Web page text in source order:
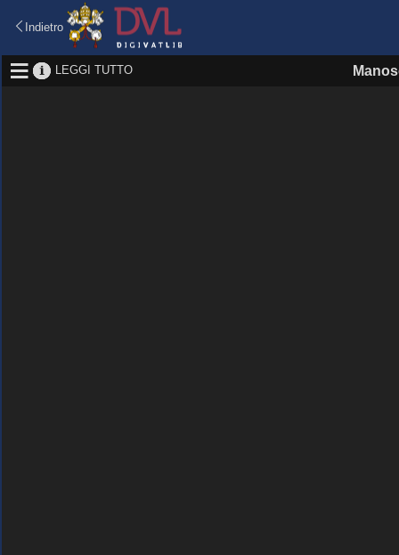
Indietro
LEGGI TUTTO